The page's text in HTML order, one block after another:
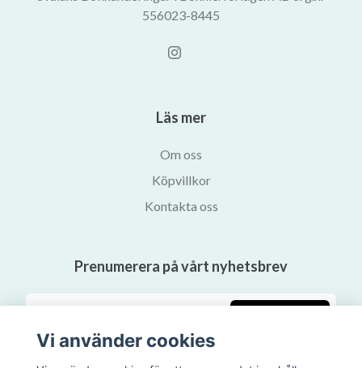
556023-8445
Läs mer
Om oss
Köpvillkor
Kontakta oss
Prenumerera på vårt nyhetsbrev
Vi använder cookies